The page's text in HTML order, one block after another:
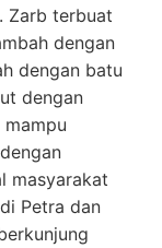
Zarb terbuat
dengan
dengan batu
dengan
mampu
masyarakat
Petra dan